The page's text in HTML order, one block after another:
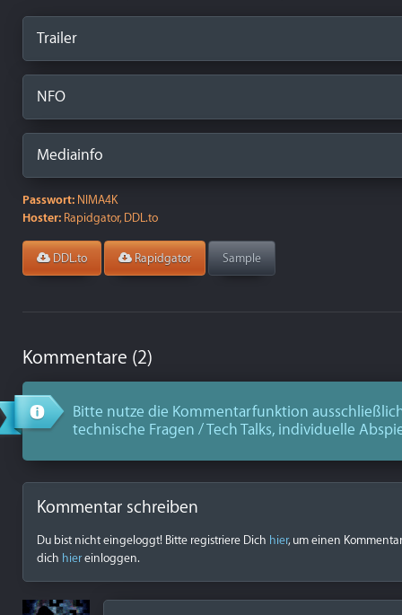
Trailer
NFO
Mediainfo
Passwort: NIMA4K
Hoster: Rapidgator, DDL.to
DDL.to Rapidgator Sample
Kommentare (2)
Bitte nutze die Kommentarfunktion
technische Fragen / Tech Talks, individuelle
Kommentar schreiben
Du bist nicht eingeloggt! Bitte registriere Dich hier, um einen
dich hiereinloggen.